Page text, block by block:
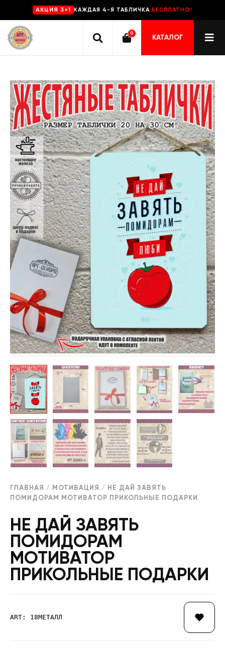
AKЦИЯ 3+1 КАЖДАЯ 4-Я ТАБЛИЧКА БЕСПЛАТНО!
0
КАТАЛОГ
ГЛАВНАЯ / МОТИВАЦИЯ / НЕ ДАЙ ЗАВЯТЬ
ПОМИДОРАМ МОТИВАТОР ПРИКОЛЬНЫЕ ПОДАРКИ
НЕ ДАЙ ЗАВЯТЬ
ПОМИДОРАМ
МОТИВАТОР
ПРИКОЛЬНЫЕ ПОДАРКИ
ART: 18МЕТАЛЛ